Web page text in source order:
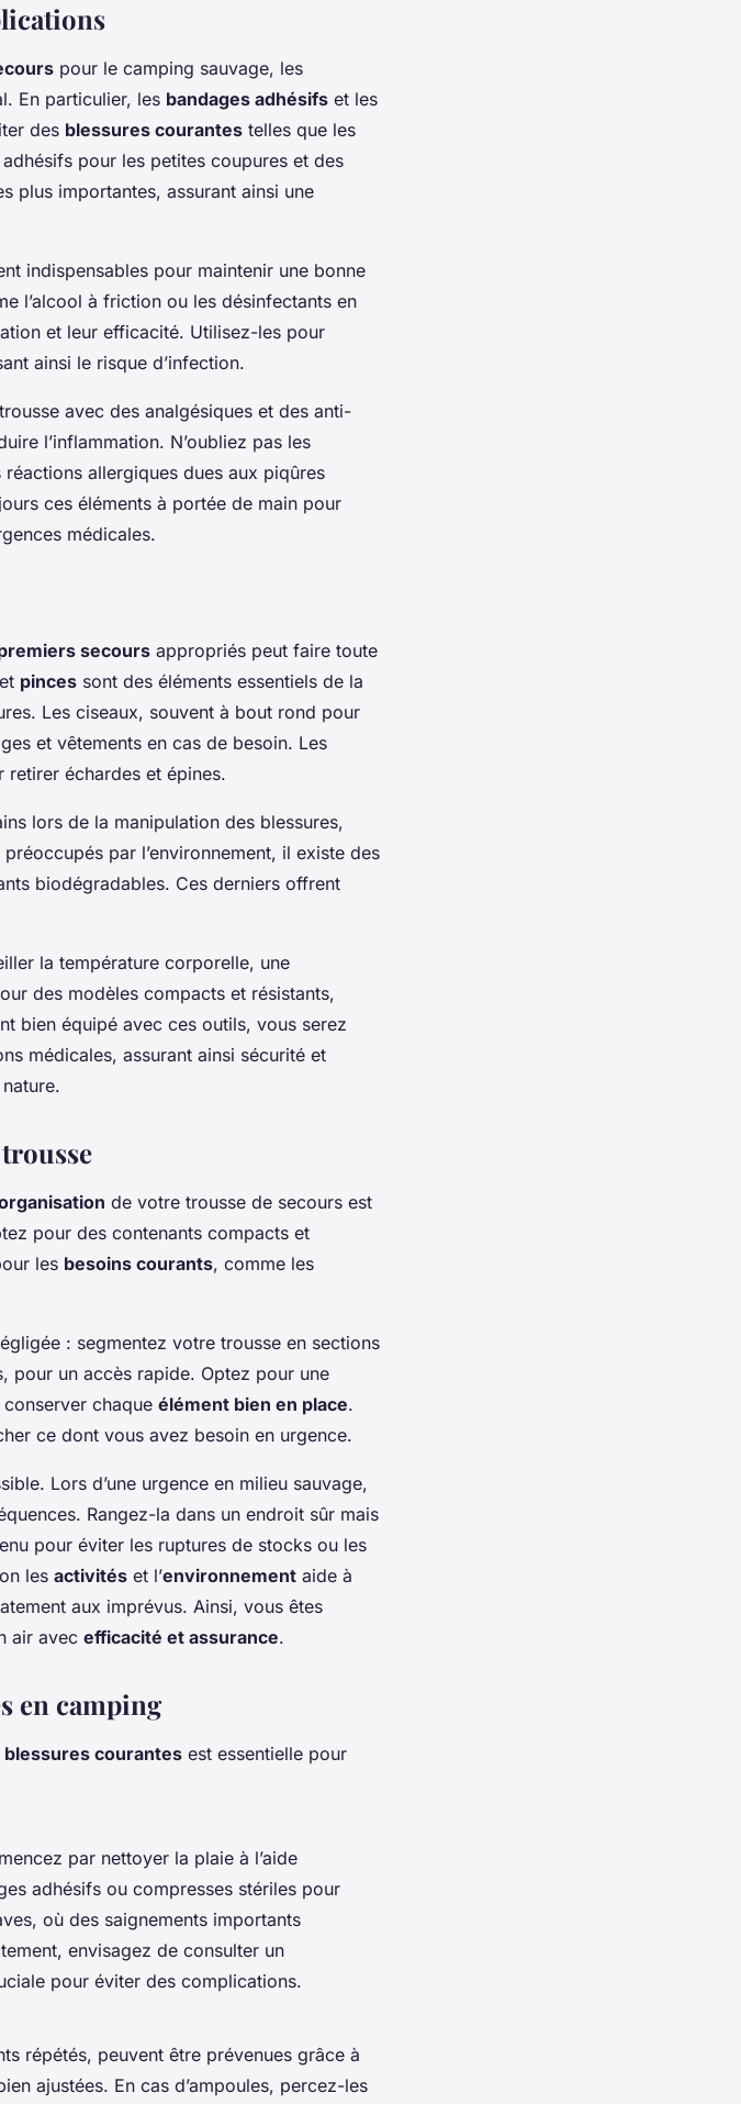
pour le camping sauvage, les
En particulier, les bandages adhésifs et les
des blessures courantes telles que les
pour les petites coupures et des
plus importantes, assurant ainsi une
indispensables pour maintenir une bonne
l’alcool à friction ou les désinfectants en
et leur efficacité. Utilisez-les pour
ainsi le risque d’infection.
avec des analgésiques et des anti-
l’inflammation. N’oubliez pas les
allergiques dues aux piqûres
ces éléments à portée de main pour
médicales.
secours appropriés peut faire toute
et pinces sont des éléments essentiels de la
Les ciseaux, souvent à bout rond pour
et vêtements en cas de besoin. Les
échardes et épines.
lors de la manipulation des blessures,
par l’environnement, il existe des
biodégradables. Ces derniers offrent
la température corporelle, une
des modèles compacts et résistants,
bien équipé avec ces outils, vous serez
médicales, assurant ainsi sécurité et
de votre trousse de secours est
pour des contenants compacts et
les besoins courants, comme les
: segmentez votre trousse en sections
pour un accès rapide. Optez pour une
chaque élément bien en place.
ce dont vous avez besoin en urgence.
Lors d’une urgence en milieu sauvage,
Rangez-la dans un endroit sûr mais
pour éviter les ruptures de stocks ou les
les activités et l’environnement aide à
aux imprévus. Ainsi, vous êtes
air avec efficacité et assurance.
en camping
courantes est essentielle pour
par nettoyer la plaie à l’aide
adhésifs ou compresses stériles pour
où des saignements importants
envisagez de consulter un
pour éviter des complications.
répétés, peuvent être prévenues grâce à
ajustées. En cas d’ampoules, percez-les